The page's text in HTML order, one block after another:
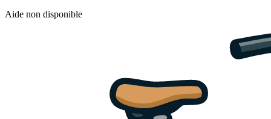
Aide non disponible